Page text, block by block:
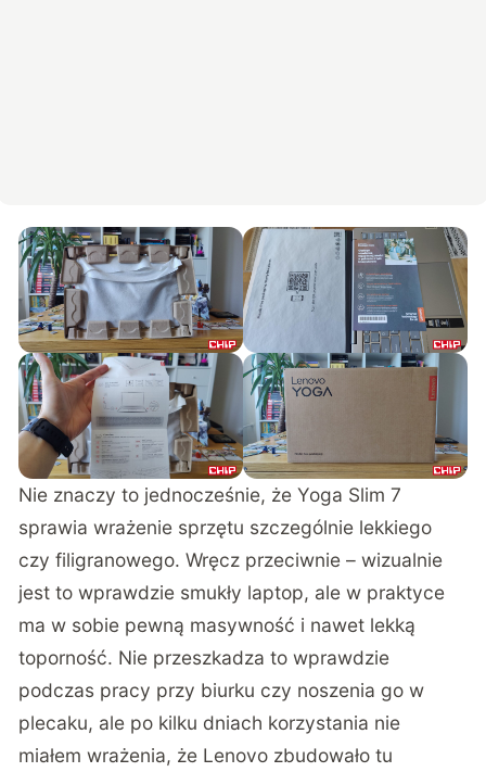
Nie znaczy to jednocześnie, że Yoga Slim 7
sprawia wrażenie sprzętu szczególnie lekkiego
czy filigranowego. Wręcz przeciwnie – wizualnie
jest to wprawdzie smukły laptop, ale w praktyce
ma w sobie pewną masywność i nawet lekką
toporność. Nie przeszkadza to wprawdzie
podczas pracy przy biurku czy noszenia go w
plecaku, ale po kilku dniach korzystania nie
miałem wrażenia, że Lenovo zbudowało tu